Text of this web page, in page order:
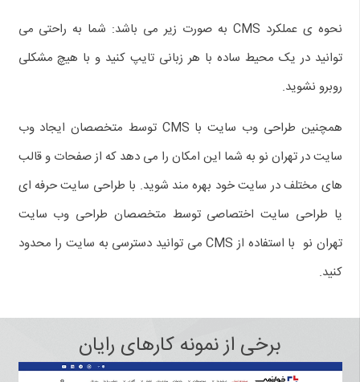
نحوه ی عملکرد CMS به صورت زیر می باشد: شما به راحتی می
توانید در یک محیط ساده با هر زبانی تایپ کنید و با هیچ مشکلی
روبرو نشوید.
همچنین طراحی وب سایت با CMS توسط متخصصان ایجاد وب
سایت در تهران نو به شما این امکان را می دهد که از صفحات و قالب
های مختلف در سایت خود بهره مند شوید. با طراحی سایت حرفه ای
یا طراحی سایت اختصاصی توسط متخصصان طراحی وب سایت
تهران نو با استفاده از CMS می توانید دسترسی به سایت را محدود
کنید.
برخی از نمونه کارهای رایان